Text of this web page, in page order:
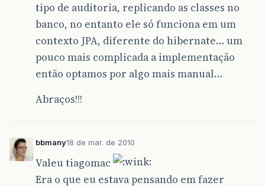
tipo de auditoria, replicando as classes no
banco, no entanto ele só funciona em um
contexto JPA, diferente do hibernate… um
pouco mais complicada a implementação
então optamos por algo mais manual…
Abraços!!!
bbmany18 de mar. de 2010
Valeu tiagomac
Era o que eu estava pensando em fazer